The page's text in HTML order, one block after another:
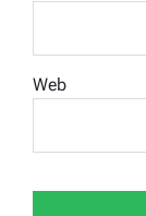
Web